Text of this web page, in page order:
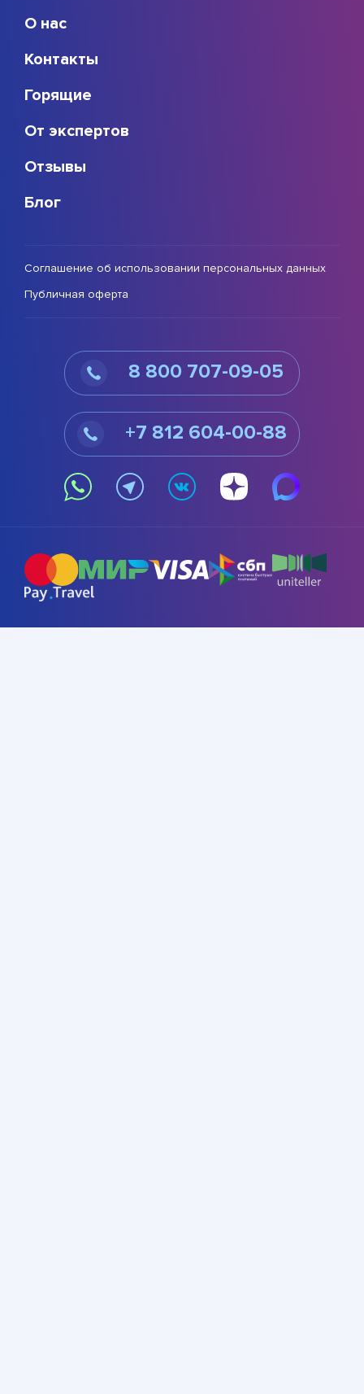
О нас
Контакты
Горящие
От экспертов
Отзывы
Блог
Соглашение об использовании персональных данных
Публичная оферта
8 800 707-09-05
+7 812 604-00-88